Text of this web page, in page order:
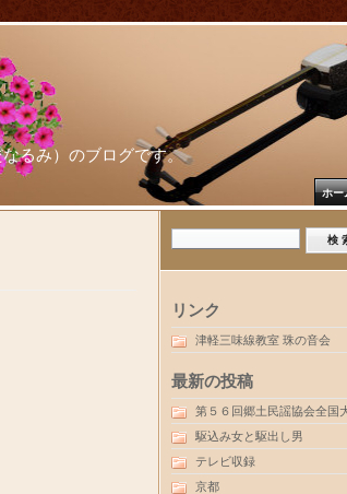
るみ）のブログです。
ホー
リンク
津軽三味線教室 珠の音会
最新の投稿
第５６回郷土民謡協会全国
駆込み女と駆出し男
テレビ収録
京都